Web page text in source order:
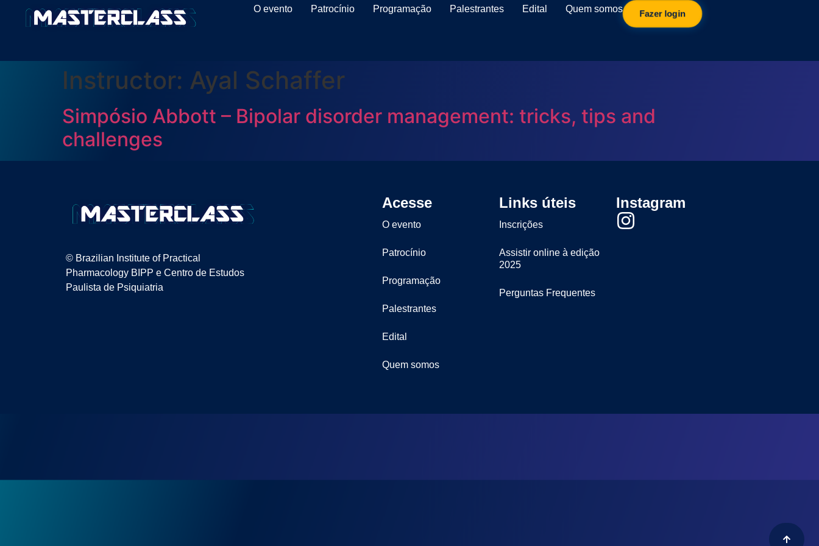
O evento Patrocínio Programação Palestrantes Edital Quem somos Fazer login
Instructor: Ayal Schaffer
Simpósio Abbott – Bipolar disorder management: tricks, tips and
challenges
© Brazilian Institute of Practical
Pharmacology BIPP e Centro de Estudos
Paulista de Psiquiatria
Acesse
O evento
Patrocínio
Programação
Palestrantes
Edital
Quem somos
Links úteis
Inscrições
Assistir online à edição
2025
Perguntas Frequentes
Instagram